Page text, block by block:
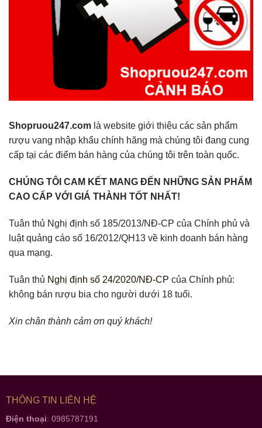
Shopruou247.com là website giới thiệu các sản phẩm
rượu vang nhập khẩu chính hãng mà chúng tôi đang cung
cấp tại các điểm bán hàng của chúng tôi trên toàn quốc.
CHÚNG TÔI CAM KẾT MANG ĐẾN NHỮNG SẢN PHẨM
CAO CẤP VỚI GIÁ THÀNH TỐT NHẤT!
Tuân thủ Nghị định số 185/2013/NĐ-CP của Chính phủ và
luật quảng cáo số 16/2012/QH13 về kinh doanh bán hàng
qua mạng.
Tuân thủ Nghị định số 24/2020/NĐ-CP của Chính phủ:
không bán rượu bia cho người dưới 18 tuổi.
Xin chân thành cảm ơn quý khách!
THÔNG TIN LIÊN HỆ
Điện thoại: 0985787191